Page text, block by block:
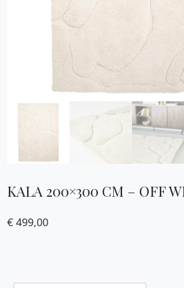
KALA 200×300 CM – OFF
€ 499,00